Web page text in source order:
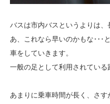
バスは市内バスというよりは、
あ、これなら早いのかもな･･･
車をしていきます。
一般の足として利用されている
あまりに乗車時間が長く、さす